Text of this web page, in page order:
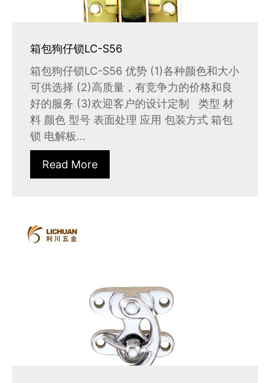
箱包狗仔锁LC-S56
箱包狗仔锁LC-S56 优势 (1)各种颜色和大小
可供选择 (2)高质量，有竞争力的价格和良
好的服务 (3)欢迎客户的设计定制 类型 材
料 颜色 型号 表面处理 应用 包装方式 箱包
锁 电解板...
Read More